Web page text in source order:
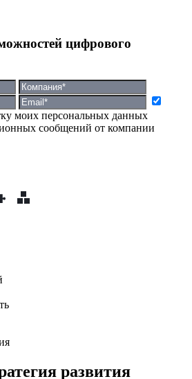
цифрового
моих персональных данных
сообщений от компании
развития